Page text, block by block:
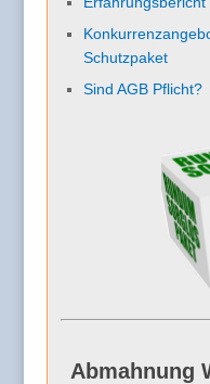
Schutzpaket
Sind AGB Pflicht?
Abmahnung